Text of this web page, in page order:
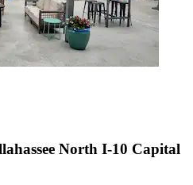
North I-10 Capital